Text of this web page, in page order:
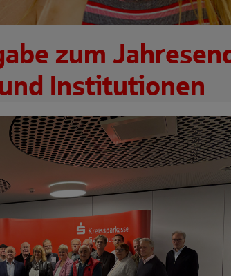
zum
Institutionen